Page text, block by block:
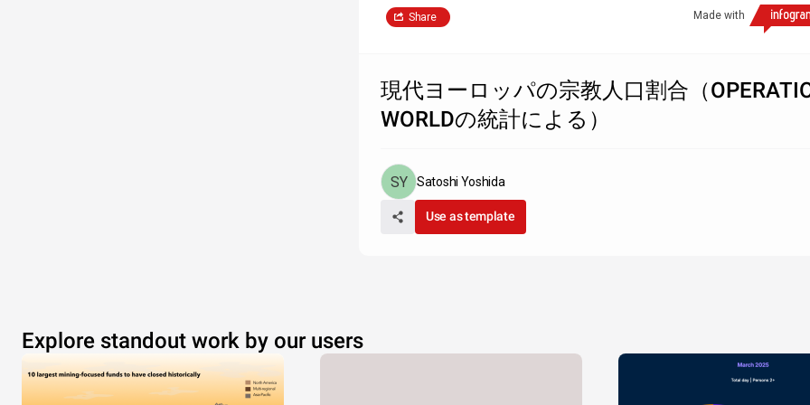
Made with
Share
現代ヨーロッパの宗教人口割合（
WORLDの統計による）
Satoshi Yoshida
Use as template
Explore standout work by our users